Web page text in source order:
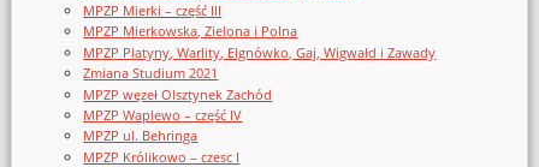
MPZP Mierki – część III
MPZP Mierkowska, Zielona i Polna
MPZP Platyny, Warlity, Elgnówko, Gaj, Wigwałd i Zawady
Zmiana Studium 2021
MPZP węzeł Olsztynek Zachód
MPZP Waplewo – część IV
MPZP ul. Behringa
MPZP Królikowo – czesc I